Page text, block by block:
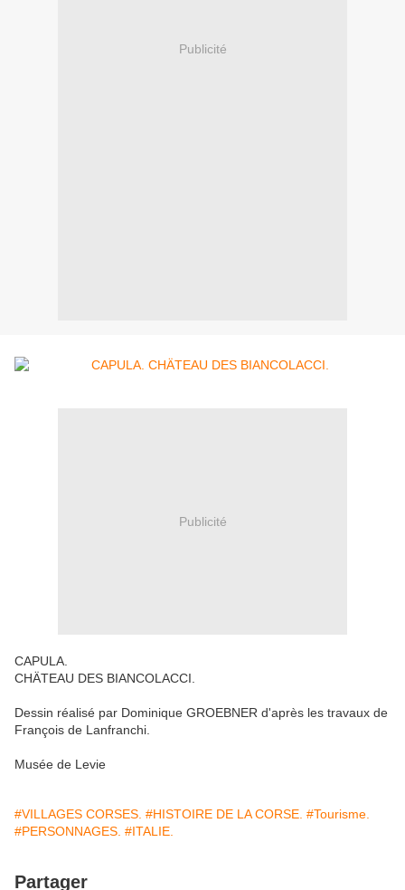
Publicité
Publicité
CAPULA.
CHÄTEAU DES BIANCOLACCI.
Dessin réalisé par Dominique GROEBNER d'après les travaux de
François de Lanfranchi.
Musée de Levie
#VILLAGES CORSES. #HISTOIRE DE LA CORSE. #Tourisme.
#PERSONNAGES. #ITALIE.
Partager